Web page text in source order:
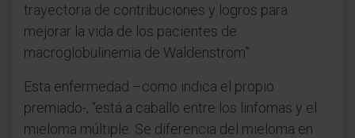
trayectoria de contribuciones y logros para
mejorar la vida de los pacientes de
macroglobulinemia de Waldenström”.
Esta enfermedad –como indica el propio
premiado-, “está a caballo entre los linfomas y el
mieloma múltiple. Se diferencia del mieloma en